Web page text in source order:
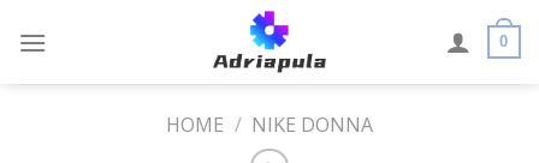
0
HOME / NIKE DONNA